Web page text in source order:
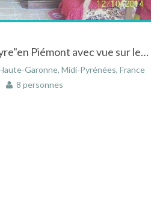
Ferme rénovée "lepeyre"en Piémont avec vue sur les Pyrénées à Saint-Plancard dans la Haute-Garonne
Garonne, Midi-Pyrénées, France
8 personnes